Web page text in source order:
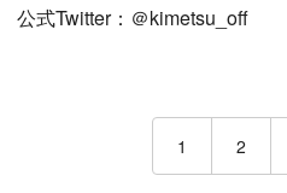
公式Twitter：＠kimetsu_off
1 2